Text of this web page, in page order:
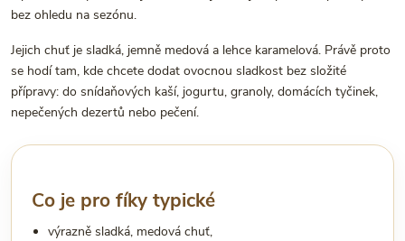
bez ohledu na sezónu.
Jejich chuť je sladká, jemně medová a lehce karamelová. Právě proto
se hodí tam, kde chcete dodat ovocnou sladkost bez složité
přípravy: do snídaňových kaší, jogurtu, granoly, domácích tyčinek,
nepečených dezertů nebo pečení.
Co je pro fíky typické
výrazně sladká, medová chuť,